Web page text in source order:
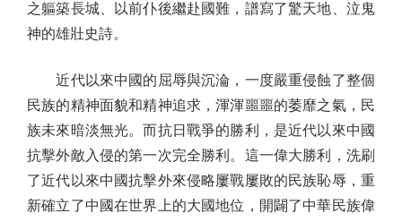
之軀築長城、以前仆後繼赴國難，譜寫了驚天地、泣鬼
神的雄壯史詩。
近代以來中國的屈辱與沉淪，一度嚴重侵蝕了整個
民族的精神面貌和精神追求，渾渾噩噩的萎靡之氣，民
族未來暗淡無光。而抗日戰爭的勝利，是近代以來中國
抗擊外敵入侵的第一次完全勝利。這一偉大勝利，洗刷
了近代以來中國抗擊外來侵略屢戰屢敗的民族恥辱，重
新確立了中國在世界上的大國地位，開闢了中華民族偉